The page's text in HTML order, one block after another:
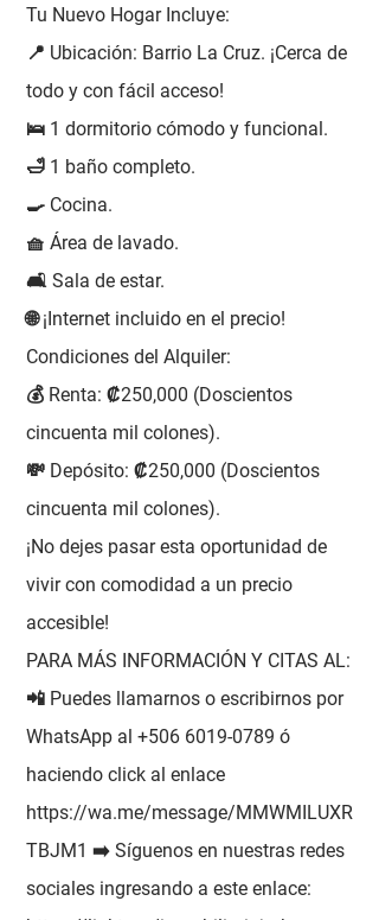
Tu Nuevo Hogar Incluye:
📍 Ubicación: Barrio La Cruz. ¡Cerca de
todo y con fácil acceso!
🛌 1 dormitorio cómodo y funcional.
🛁 1 baño completo.
🍳 Cocina.
🧺 Área de lavado.
🛋️ Sala de estar.
🌐 ¡Internet incluido en el precio!
Condiciones del Alquiler:
💰 Renta: ₡250,000 (Doscientos
cincuenta mil colones).
💸 Depósito: ₡250,000 (Doscientos
cincuenta mil colones).
¡No dejes pasar esta oportunidad de
vivir con comodidad a un precio
accesible!
PARA MÁS INFORMACIÓN Y CITAS AL:
📲 Puedes llamarnos o escribirnos por
WhatsApp al +506 6019-0789 ó
haciendo click al enlace
https://wa.me/message/MMWMILUXR
TBJM1 ➡️ Síguenos en nuestras redes
sociales ingresando a este enlace: